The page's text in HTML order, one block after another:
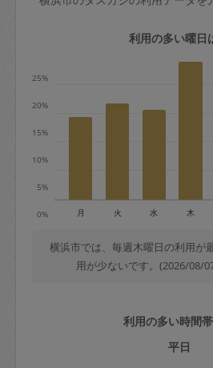
※例：依頼日時／土曜日
50%
金曜日9時～土曜日8時
＋交通費全額
依頼者不在による当日キ
金額の100%＋交通費全
定期契約をキャンセルす
期は月2回まで隔週定期
あわせてこちらも参照く
はありますか？
利用の多い曜日
0%
5%
10%
15%
20%
25%
月 火 水 木
横浜市では、毎週木曜日の利用が
用が少ないです。(2026/08/
利用の多い時間
平日